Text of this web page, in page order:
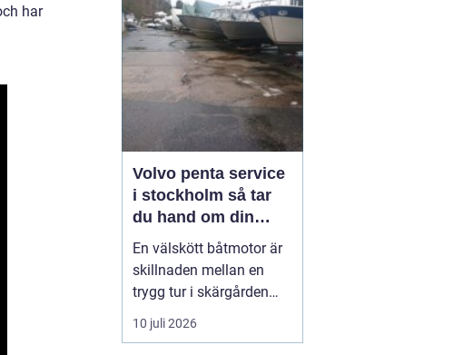
har
Volvo penta service
i stockholm så tar
du hand om din
båtmotor på rätt sätt
En välskött båtmotor är
skillnaden mellan en
trygg tur i skärgården
och en sommar fylld av
ofrivilliga stopp. Många
10 juli 2026